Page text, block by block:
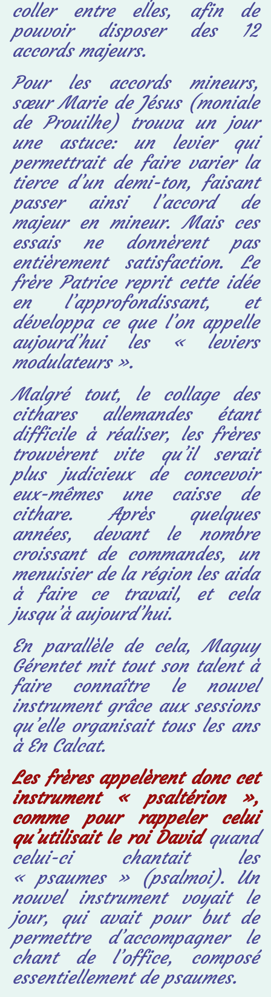
coller entre elles, afin de
pouvoir disposer des 12
accords majeurs.
Pour les accords mineurs,
sœur Marie de Jésus (moniale
de Prouilhe) trouva un jour
une astuce: un levier qui
permettrait de faire varier la
tierce d’un demi-ton, faisant
passer ainsi l’accord de
majeur en mineur. Mais ces
essais ne donnèrent pas
entièrement satisfaction. Le
frère Patrice reprit cette idée
en l’approfondissant, et
développa ce que l’on appelle
aujourd’hui les « leviers
modulateurs ».
Malgré tout, le collage des
cithares allemandes étant
difficile à réaliser, les frères
trouvèrent vite qu’il serait
plus judicieux de concevoir
eux-mêmes une caisse de
cithare. Après quelques
années, devant le nombre
croissant de commandes, un
menuisier de la région les aida
à faire ce travail, et cela
jusqu’à aujourd’hui.
En parallèle de cela, Maguy
Gérentet mit tout son talent à
faire connaître le nouvel
instrument grâce aux sessions
qu’elle organisait tous les ans
à En Calcat.
Les frères appelèrent donc cet
instrument « psaltérion »,
comme pour rappeler celui
qu’utilisait le roi Davidquand
celui-ci chantait les
« psaumes » (psalmoi). Un
nouvel instrument voyait le
jour, qui avait pour but de
permettre d’accompagner le
chant de l’office, composé
essentiellement de psaumes.